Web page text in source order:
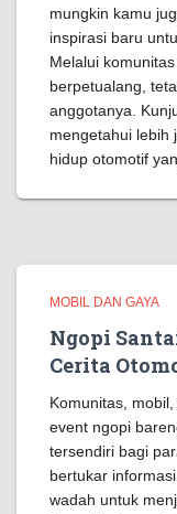
mungkin kamu
inspirasi baru
Melalui
berpetualang,
anggotanya.
mengetahui lebih
hidup otomotif
MOBIL DAN GAYA
Ngopi
Cerita
Komunitas,
event ngopi
tersendiri bagi
bertukar
wadah untuk